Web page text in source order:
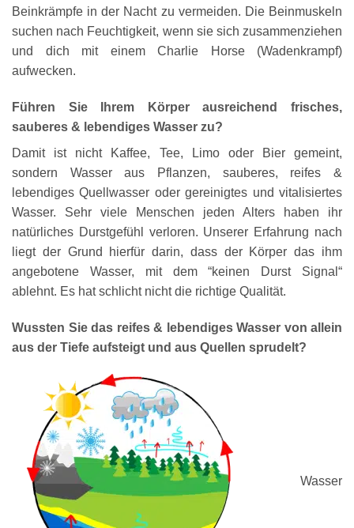
Beinkrämpfe in der Nacht zu vermeiden. Die Beinmuskeln
suchen nach Feuchtigkeit, wenn sie sich zusammenziehen
und dich mit einem Charlie Horse (Wadenkrampf)
aufwecken.
Führen Sie Ihrem Körper ausreichend frisches,
sauberes & lebendiges Wasser zu?
Damit ist nicht Kaffee, Tee, Limo oder Bier gemeint,
sondern Wasser aus Pflanzen, sauberes, reifes &
lebendiges Quellwasser oder gereinigtes und vitalisiertes
Wasser. Sehr viele Menschen jeden Alters haben ihr
natürliches Durstgefühl verloren. Unserer Erfahrung nach
liegt der Grund hierfür darin, dass der Körper das ihm
angebotene Wasser, mit dem “keinen Durst Signal“
ablehnt. Es hat schlicht nicht die richtige Qualität.
Wussten Sie das reifes & lebendiges Wasser von allein
aus der Tiefe aufsteigt und aus Quellen sprudelt?
Wasser